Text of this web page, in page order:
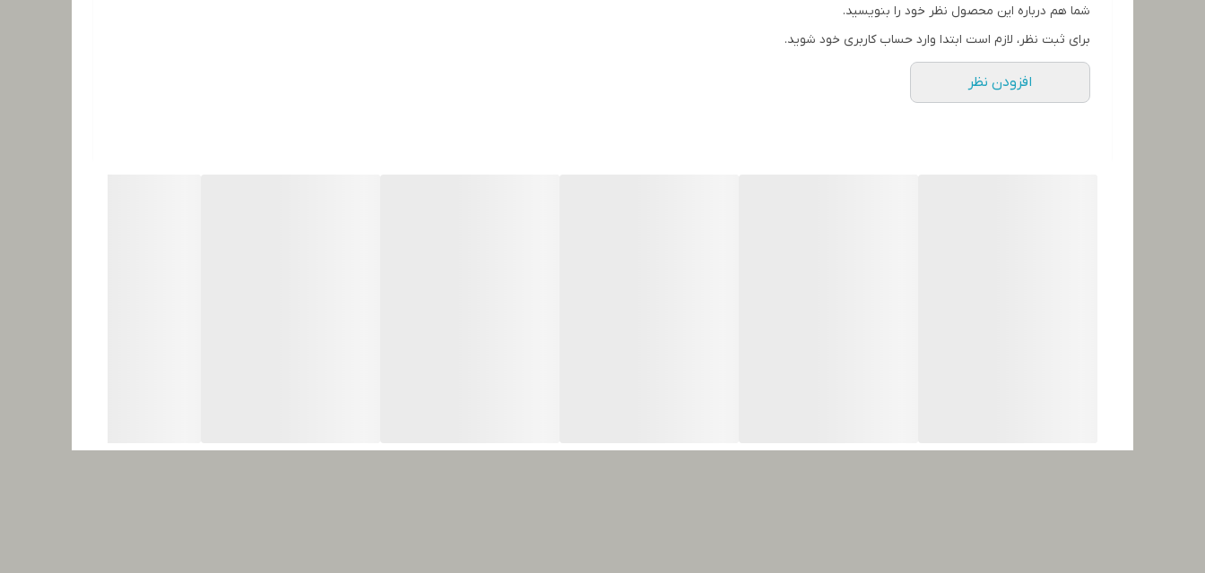
نصب آسان و بدون نیاز به جراحی
با پروتز کف سر زنانه طبیعی، اعتمادبه‌نفس خود را دوباره به دست آورید و از داشتن موهایی زیبا و سالم لذت ببرید.
شما هم درباره این محصول نظر خود را بنویسید.
برای ثبت نظر، لازم است ابتدا وارد حساب کاربری خود شوید.
افزودن نظر